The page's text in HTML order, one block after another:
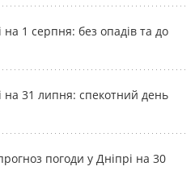
на 1 серпня: без опадів та до
на 31 липня: спекотний день
погоди у Дніпрі на 30